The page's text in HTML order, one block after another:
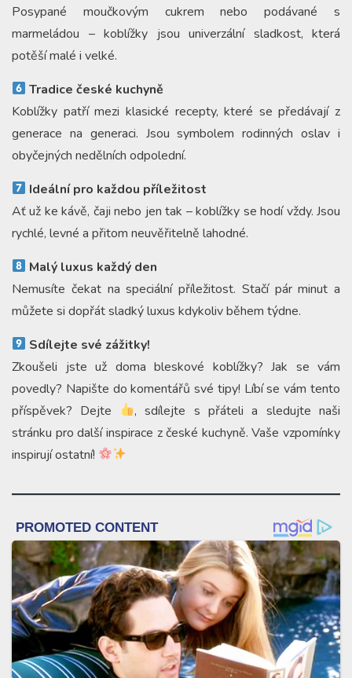
Posypané moučkovým cukrem nebo podávané s
marmeládou – koblížky jsou univerzální sladkost, která
potěší malé i velké.
Tradice české kuchyně
Koblížky patří mezi klasické recepty, které se předávají z
generace na generaci. Jsou symbolem rodinných oslav i
obyčejných nedělních odpolední.
Ideální pro každou příležitost
Ať už ke kávě, čaji nebo jen tak – koblížky se hodí vždy. Jsou
rychlé, levné a přitom neuvěřitelně lahodné.
Malý luxus každý den
Nemusíte čekat na speciální příležitost. Stačí pár minut a
můžete si dopřát sladký luxus kdykoliv během týdne.
Sdílejte své zážitky!
Zkoušeli jste už doma bleskové koblížky? Jak se vám
povedly? Napište do komentářů své tipy! Líbí se vám tento
příspěvek? Dejte
, sdílejte s přáteli a sledujte naši
stránku pro další inspirace z české kuchyně. Vaše vzpomínky
inspirují ostatní!